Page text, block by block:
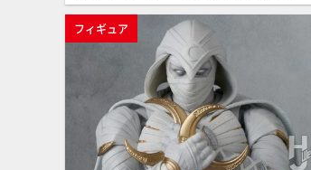
がアメイジングヤマグチに登場！全身から
スパークをほとばしらせるコミックのイメ
ージそのままに再現【海洋堂PICK UP ITEM
フィギュア